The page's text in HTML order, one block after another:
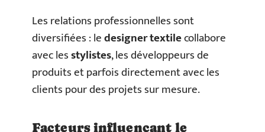
Les relations professionnelles sont
diversifiées : ledesigner textilecollabore
avec lesstylistes, les développeurs de
produits et parfois directement avec les
clients pour des projets sur mesure.
Facteurs influençant le